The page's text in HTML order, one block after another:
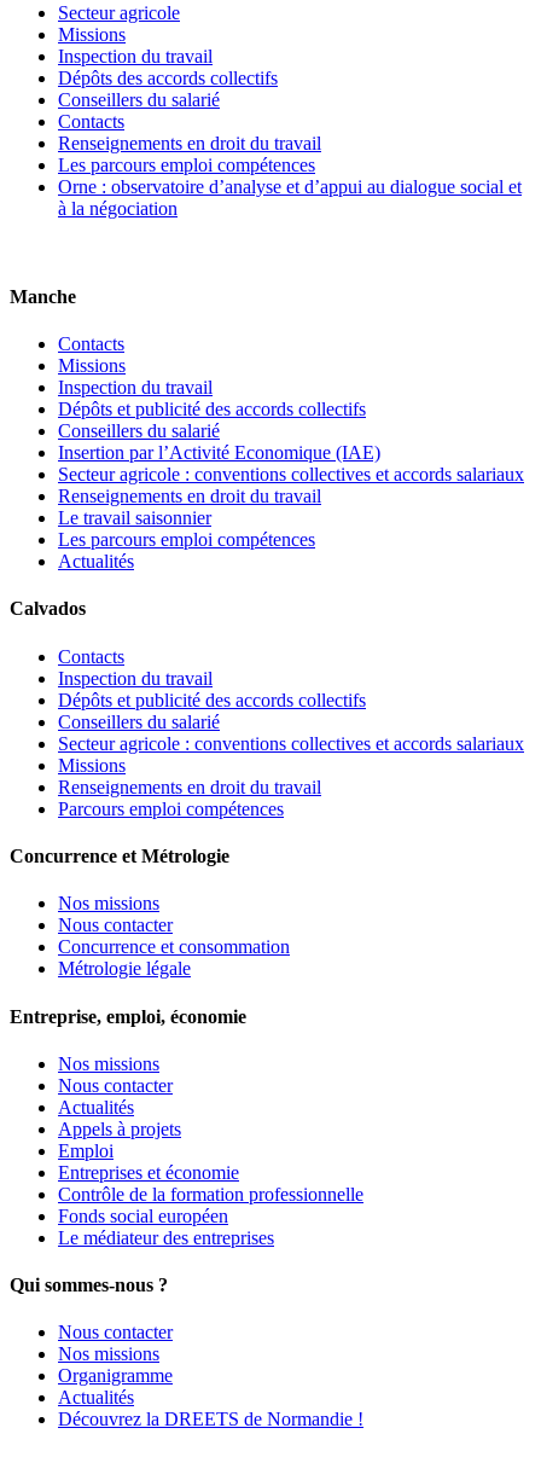
Secteur agricole
Missions
Inspection du travail
Dépôts des accords collectifs
Conseillers du salarié
Contacts
Renseignements en droit du travail
Les parcours emploi compétences
Orne : observatoire d’analyse et d’appui au dialogue social et
à la négociation
Manche
Contacts
Missions
Inspection du travail
Dépôts et publicité des accords collectifs
Conseillers du salarié
Insertion par l’Activité Economique (IAE)
Secteur agricole : conventions collectives et accords salariaux
Renseignements en droit du travail
Le travail saisonnier
Les parcours emploi compétences
Actualités
Calvados
Contacts
Inspection du travail
Dépôts et publicité des accords collectifs
Conseillers du salarié
Secteur agricole : conventions collectives et accords salariaux
Missions
Renseignements en droit du travail
Parcours emploi compétences
Concurrence et Métrologie
Nos missions
Nous contacter
Concurrence et consommation
Métrologie légale
Entreprise, emploi, économie
Nos missions
Nous contacter
Actualités
Appels à projets
Emploi
Entreprises et économie
Contrôle de la formation professionnelle
Fonds social européen
Le médiateur des entreprises
Qui sommes-nous ?
Nous contacter
Nos missions
Organigramme
Actualités
Découvrez la DREETS de Normandie !